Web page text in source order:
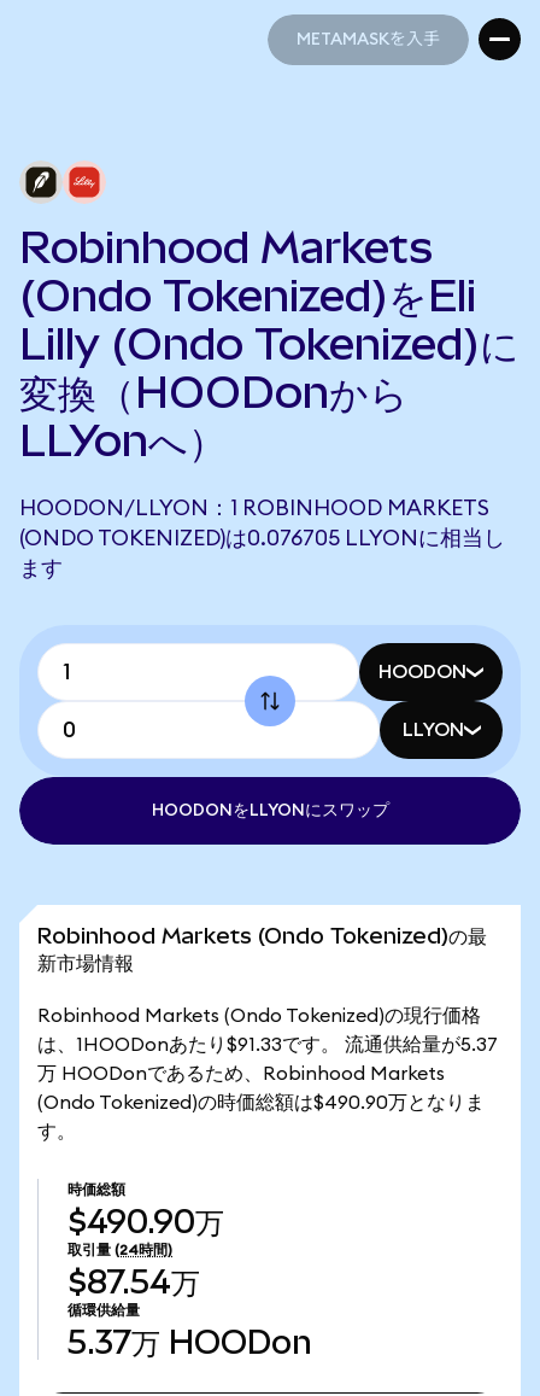
METAMASKを入手
Robinhood Markets
(Ondo Tokenized)をEli
Lilly (Ondo Tokenized)に
変換（HOODonから
LLYonへ）
HOODON/LLYON：1 ROBINHOOD MARKETS
(ONDO TOKENIZED)は0.076705 LLYONに相当し
ます
HOODON
LLYON
HOODONをLLYONにスワップ
Robinhood Markets (Ondo Tokenized)の最
新市場情報
Robinhood Markets (Ondo Tokenized)の現行価格
は、1HOODonあたり$91.33です。 流通供給量が5.37
万 HOODonであるため、Robinhood Markets
(Ondo Tokenized)の時価総額は$490.90万となりま
す。
時価総額
$490.90万
取引量 (24時間)
$87.54万
循環供給量
5.37万 HOODon